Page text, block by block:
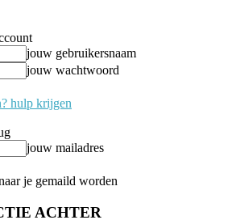
jouw gebruikersnaam
jouw wachtwoord
hulp krijgen
jouw mailadres
je gemaild worden
ACHTER